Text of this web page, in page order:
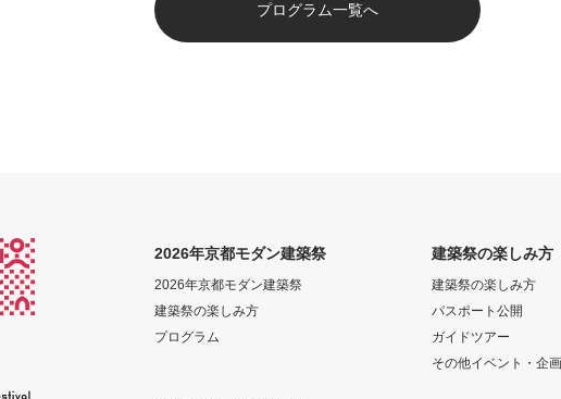
プログラム一覧へ
2026年京都モダン建築祭
2026年京都モダン建築祭
建築祭の楽しみ方
プログラム
建築祭の楽しみ方
建築祭の楽しみ方
パスポート公開
ガイドツアー
その他イベント・企画